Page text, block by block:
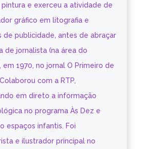
e exerceu a atividade de
gráfico em litografia e
de publicidade, antes de abraçar
de jornalista (na área do
em 1970, no jornal O Primeiro de
com a RTP,
em direto a informação
no programa Às Dez e
espaços infantis. Foi
e ilustrador principal no